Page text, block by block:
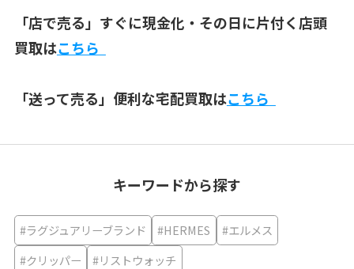
「店で売る」すぐに現金化・その日に片付く店頭
買取はこちら
「送って売る」便利な宅配買取はこちら
キーワードから探す
#ラグジュアリーブランド #HERMES
#エルメス
#クリッパー
#リストウォッチ